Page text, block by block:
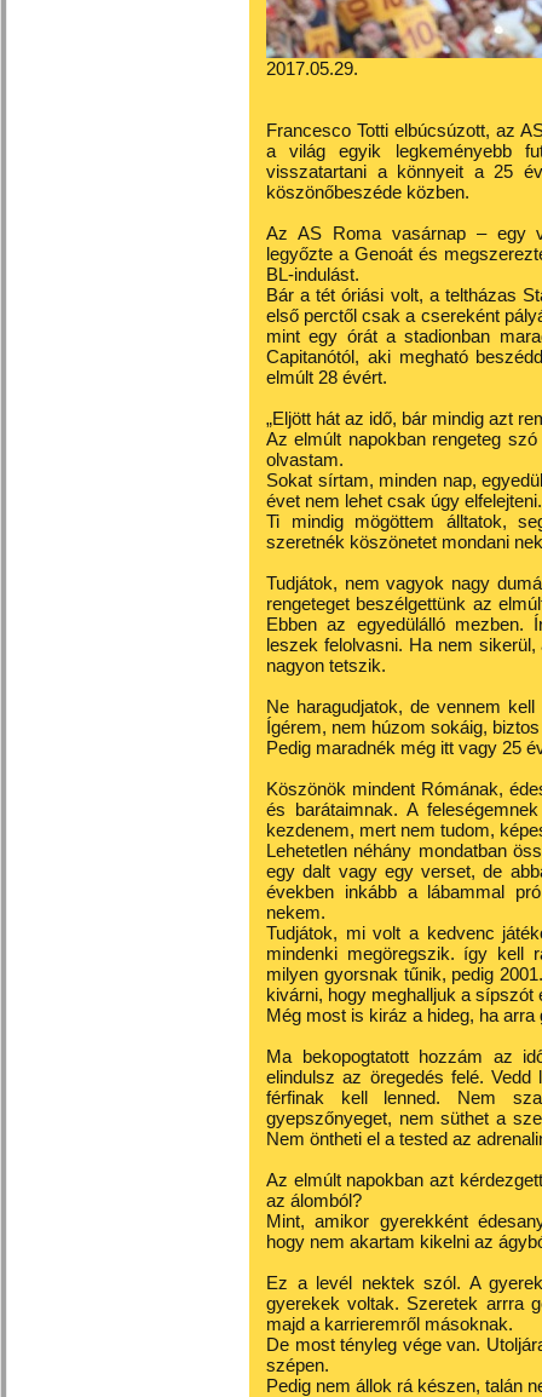
2017.05.29.
Francesco Totti elbúcsúzott, az
a világ egyik legkeményebb
visszatartani a könnyeit a 25
köszönőbeszéde közben.
Az AS Roma vasárnap – egy
legyőzte a Genoát és
BL-indulást.
Bár a tét óriási volt, a teltházas
első perctől csak a csereként
mint egy órát a stadionban
Capitanótól, aki megható
elmúlt 28 évért.
„Eljött hát az idő, bár mindig azt
Az elmúlt napokban rengeteg
olvastam.
Sokat sírtam, minden nap,
évet nem lehet csak úgy elfelejteni.
Ti mindig mögöttem álltatok,
szeretnék köszönetet mondani
Tudjátok, nem vagyok nagy
rengeteget beszélgettünk az
Ebben az egyedülálló mezben.
leszek felolvasni. Ha nem
nagyon tetszik.
Ne haragudjatok, de vennem
Ígérem, nem húzom sokáig,
Pedig maradnék még itt vagy 25
Köszönök mindent Rómának,
és barátaimnak. A
kezdenem, mert nem tudom,
Lehetetlen néhány mondatban
egy dalt vagy egy verset, de
években inkább a lábammal
nekem.
Tudjátok, mi volt a kedvenc
mindenki megöregszik. így kell
milyen gyorsnak tűnik, pedig
kivárni, hogy meghalljuk a sípszót
Még most is kiráz a hideg, ha arra
Ma bekopogtatott hozzám az
elindulsz az öregedés felé.
férfinak kell lenned. Nem
gyepszőnyeget, nem süthet a
Nem öntheti el a tested az
Az elmúlt napokban azt
az álomból?
Mint, amikor gyerekként
hogy nem akartam kikelni az
Ez a levél nektek szól. A
gyerekek voltak. Szeretek arrra
majd a karrieremről másoknak.
De most tényleg vége van.
szépen.
Pedig nem állok rá készen, talán